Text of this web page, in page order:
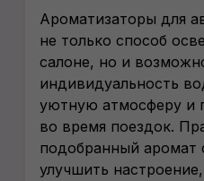
Ароматизаторы для
не только способ
салоне, но и
индивидуальность
уютную атмосферу и
во время поездок.
подобранный аромат
улучшить